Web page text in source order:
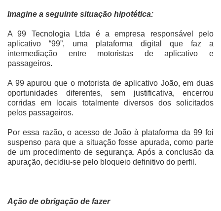
Imagine a seguinte situação hipotética:
A 99 Tecnologia Ltda é a empresa responsável pelo
aplicativo “99”, uma plataforma digital que faz a
intermediação entre motoristas de aplicativo e
passageiros.
A 99 apurou que o motorista de aplicativo João, em duas
oportunidades diferentes, sem justificativa, encerrou
corridas em locais totalmente diversos dos solicitados
pelos passageiros.
Por essa razão, o acesso de João à plataforma da 99 foi
suspenso para que a situação fosse apurada, como parte
de um procedimento de segurança. Após a conclusão da
apuração, decidiu-se pelo bloqueio definitivo do perfil.
Ação de obrigação de fazer